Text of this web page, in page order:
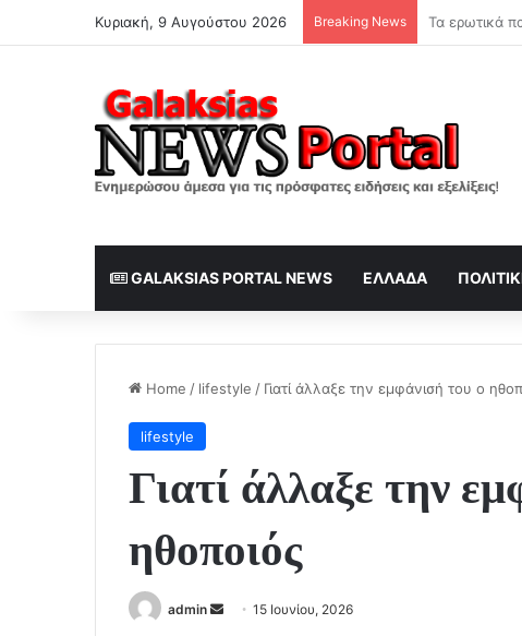
Κυριακή, 9 Αυγούστου 2026 Breaking News
GALAKSIAS PORTAL NEWS ΕΛΛΆΔΑ
Home / lifestyle / Γιατί άλλαξε την εμφάνισή του ο
lifestyle
Γιατί άλλαξε την
ηθοποιός
admin
Send15 Ιουνίου, 2026